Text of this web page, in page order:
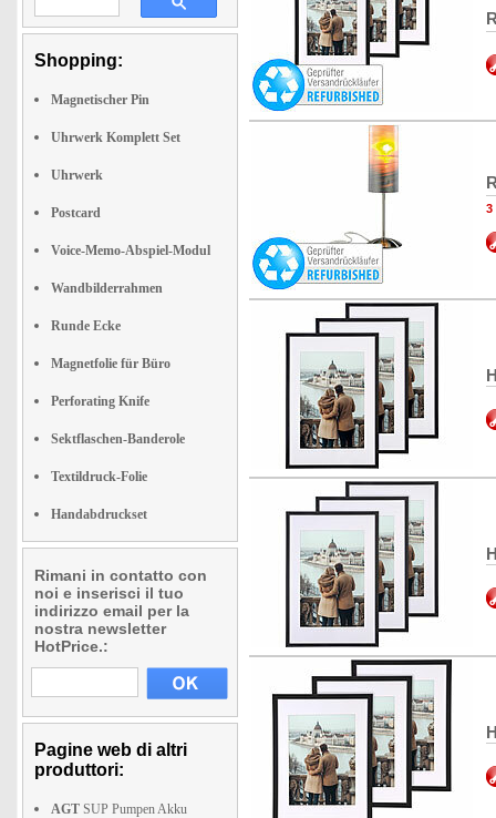
Shopping:
Magnetischer Pin
Uhrwerk Komplett Set
Uhrwerk
Postcard
Voice-Memo-Abspiel-Modul
Wandbilderrahmen
Runde Ecke
Magnetfolie für Büro
Perforating Knife
Sektflaschen-Banderole
Textildruck-Folie
Handabdruckset
Rimani in contatto con
noi e inserisci il tuo
indirizzo email per la
nostra newsletter
HotPrice.:
Pagine web di altri
produttori:
AGT SUP Pumpen Akku
3